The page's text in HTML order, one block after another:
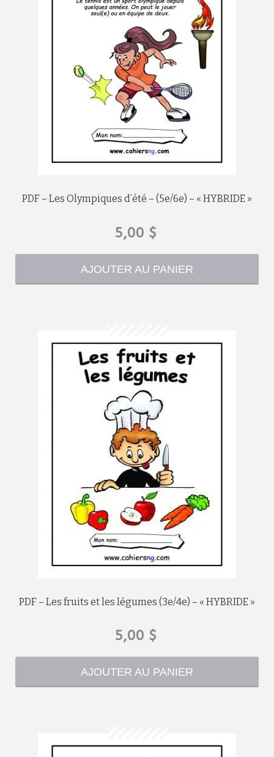
PDF – Les Olympiques d’été – (5e/6e) – « HYBRIDE »
5,00 $
AJOUTER AU PANIER
PDF – Les fruits et les légumes (3e/4e) – « HYBRIDE »
5,00 $
AJOUTER AU PANIER